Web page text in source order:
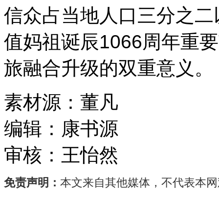
信众占当地人口三分之
值妈祖诞辰1066周年重
旅融合升级的双重意义。
素材源： 董凡
编辑： 康书源
审核： 王怡然
免责声明： 本文来自其他媒体，不代表本